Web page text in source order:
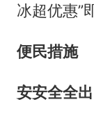
冰超优惠”
便民措施
安安全全